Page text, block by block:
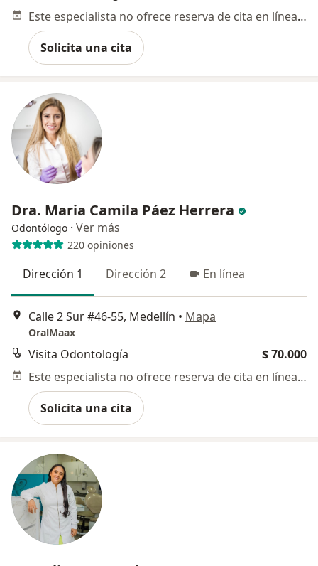
Este especialista no ofrece reserva de cita en línea en esta dirección.
Solicita una cita
Dra. Maria Camila Páez Herrera
Odontólogo · Ver más
220 opiniones
Dirección 1 Dirección 2 En línea
Calle 2 Sur #46-55, Medellín • Mapa
OralMaax
Visita Odontología
$ 70.000
Este especialista no ofrece reserva de cita en línea en esta dirección.
Solicita una cita